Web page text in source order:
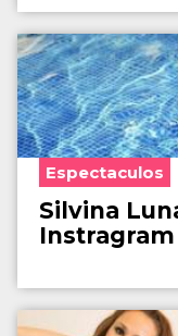
Espectaculos
Silvina